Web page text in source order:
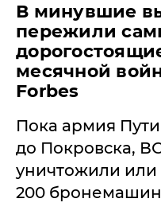
​В минувшие
пережили
месячной
Forbes
Пока армия
до Покровска,
уничтожили или
200